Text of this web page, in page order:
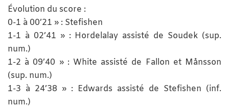
Évolution du score :
0-1 à 00’21 » : Stefishen
1-1 à 02’41 » : Hordelalay assisté de Soudek (sup.
num.)
1-2 à 09’40 » : White assisté de Fallon et Månsson
(sup. num.)
1-3 à 24’38 » : Edwards assisté de Stefishen (inf.
num.)